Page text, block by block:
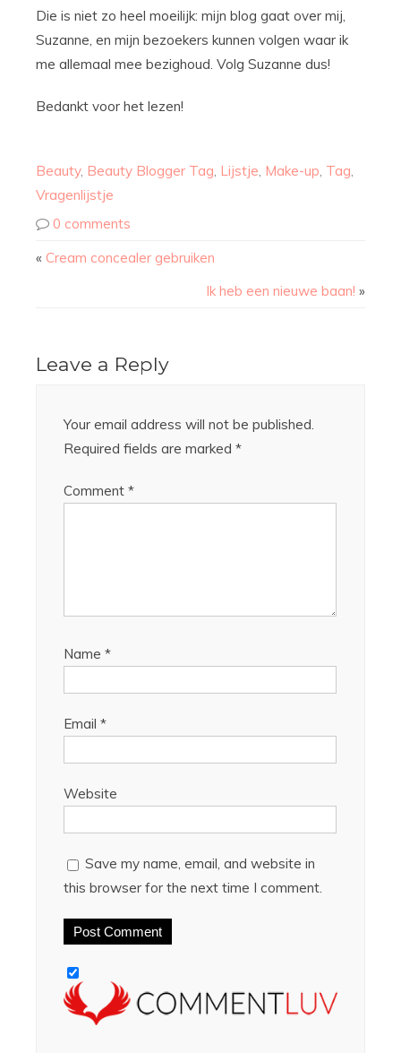
Die is niet zo heel moeilijk: mijn blog gaat over mij,
Suzanne, en mijn bezoekers kunnen volgen waar ik
me allemaal mee bezighoud. Volg Suzanne dus!
Bedankt voor het lezen!
Beauty, Beauty Blogger Tag, Lijstje, Make-up, Tag,
Vragenlijstje
0 comments
« Cream concealer gebruiken
Ik heb een nieuwe baan! »
Leave a Reply
Your email address will not be published.
Required fields are marked *
Comment *
Name *
Email *
Website
Save my name, email, and website in
this browser for the next time I comment.